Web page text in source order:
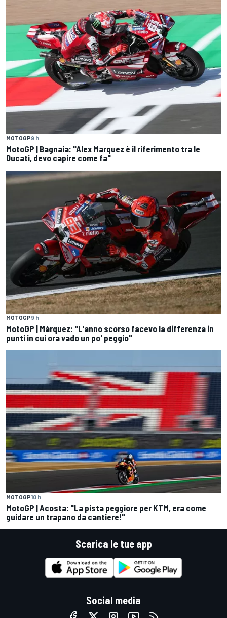
MOTOGP9 h
MotoGP | Bagnaia: "Alex Marquez è il riferimento tra le
Ducati, devo capire come fa"
MOTOGP9 h
MotoGP | Márquez: "L'anno scorso facevo la differenza in
punti in cui ora vado un po' peggio"
MOTOGP10 h
MotoGP | Acosta: "La pista peggiore per KTM, era come
guidare un trapano da cantiere!"
Scarica le tue app
Social media